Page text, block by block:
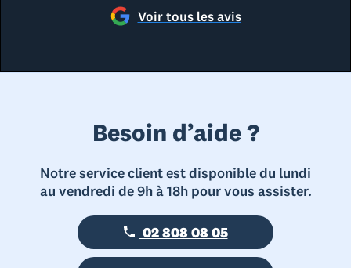
Voir tous les avis
Besoin d’aide ?
Notre service client est disponible du lundi
au vendredi de 9h à 18h pour vous assister.
02 808 08 05